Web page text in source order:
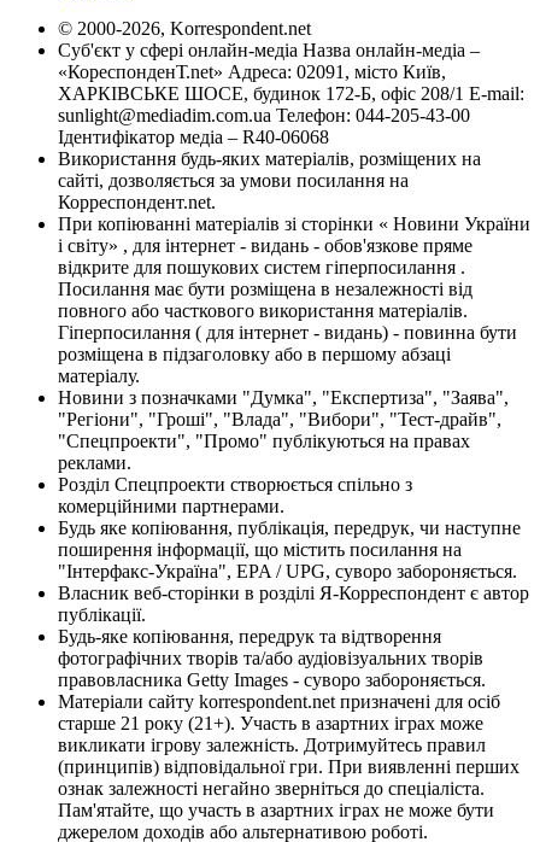
© 2000-2026, Korrespondent.net
Суб'єкт у сфері онлайн-медіа Назва онлайн-медіа –
«КореспонденТ.net» Адреса: 02091, місто Київ,
ХАРКІВСЬКЕ ШОСЕ, будинок 172-Б, офіс 208/1 E-mail:
sunlight@mediadim.com.ua Телефон: 044-205-43-00
Ідентифікатор медіа – R40-06068
Використання будь-яких матеріалів, розміщених на
сайті, дозволяється за умови посилання на
Корреспондент.net.
При копіюванні матеріалів зі сторінки « Новини України
і світу» , для інтернет - видань - обов'язкове пряме
відкрите для пошукових систем гіперпосилання .
Посилання має бути розміщена в незалежності від
повного або часткового використання матеріалів.
Гіперпосилання ( для інтернет - видань) - повинна бути
розміщена в підзаголовку або в першому абзаці
матеріалу.
Новини з позначками "Думка", "Експертиза", "Заява",
"Регіони", "Гроші", "Влада", "Вибори", "Тест-драйв",
"Спецпроекти", "Промо" публікуються на правах
реклами.
Розділ Спецпроекти створюється спільно з
комерційними партнерами.
Будь яке копіювання, публікація, передрук, чи наступне
поширення інформації, що містить посилання на
"Інтерфакс-Україна", EPA / UPG, суворо забороняється.
Власник веб-сторінки в розділі Я-Корреспондент є автор
публікації.
Будь-яке копіювання, передрук та відтворення
фотографічних творів та/або аудіовізуальних творів
правовласника Getty Images - суворо забороняється.
Матеріали сайту korrespondent.net призначені для осіб
старше 21 року (21+). Участь в азартних іграх може
викликати ігрову залежність. Дотримуйтесь правил
(принципів) відповідальної гри. При виявленні перших
ознак залежності негайно зверніться до спеціаліста.
Пам'ятайте, що участь в азартних іграх не може бути
джерелом доходів або альтернативою роботі.